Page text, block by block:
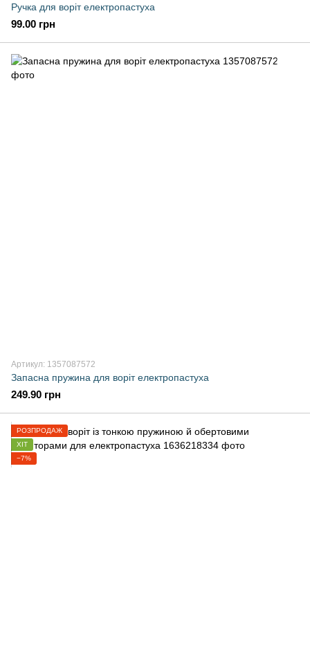
Ручка для воріт електропастуха
99.00 грн
Артикул: 1357087572
Запасна пружина для воріт електропастуха
249.90 грн
РОЗПРОДАЖ
ХІТ
−7%